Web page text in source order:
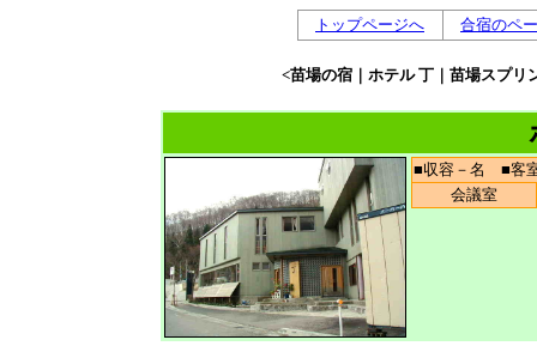
トップページへ 合宿のペ
<苗場の宿｜ホテル 丁｜苗場スプリ
■収容－名 ■客
会議室